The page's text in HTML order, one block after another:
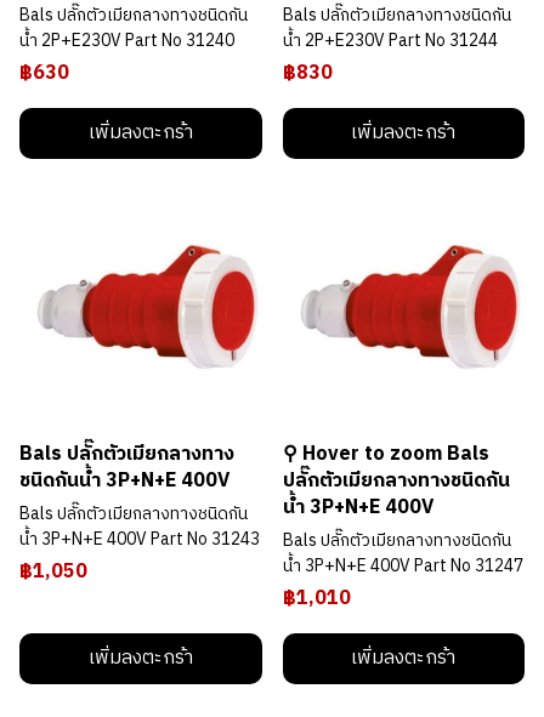
Bals ปลั๊กตัวเมียกลางทางชนิดกัน
น้ำ 2P+E230V Part No 31240
฿630
เพิ่มลงตะกร้า
Bals ปลั๊กตัวเมียกลางทางชนิดกัน
น้ำ 2P+E230V Part No 31244
฿830
เพิ่มลงตะกร้า
Bals ปลั๊กตัวเมียกลางทาง
ชนิดกันน้ำ 3P+N+E 400V
Bals ปลั๊กตัวเมียกลางทางชนิดกัน
น้ำ 3P+N+E 400V Part No 31243
฿1,050
เพิ่มลงตะกร้า
⚲ Hover to zoom Bals
ปลั๊กตัวเมียกลางทางชนิดกัน
น้ำ 3P+N+E 400V
Bals ปลั๊กตัวเมียกลางทางชนิดกัน
น้ำ 3P+N+E 400V Part No 31247
฿1,010
เพิ่มลงตะกร้า